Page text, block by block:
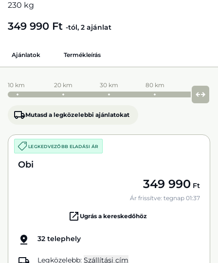
230 kg
349 990 Ft -tól, 2 ajánlat
Ajánlatok Termékleírás
10 km 20 km 30 km 80 km
Mutasd a legközelebbi ajánlatokat
LEGKEDVEZŐBB ELADÁSI ÁR
Obi
349 990 Ft
Ár frissítve: tegnap 01:37
Ugrás a kereskedőhöz
32 telephely
Legközelebb: Szállítási cím